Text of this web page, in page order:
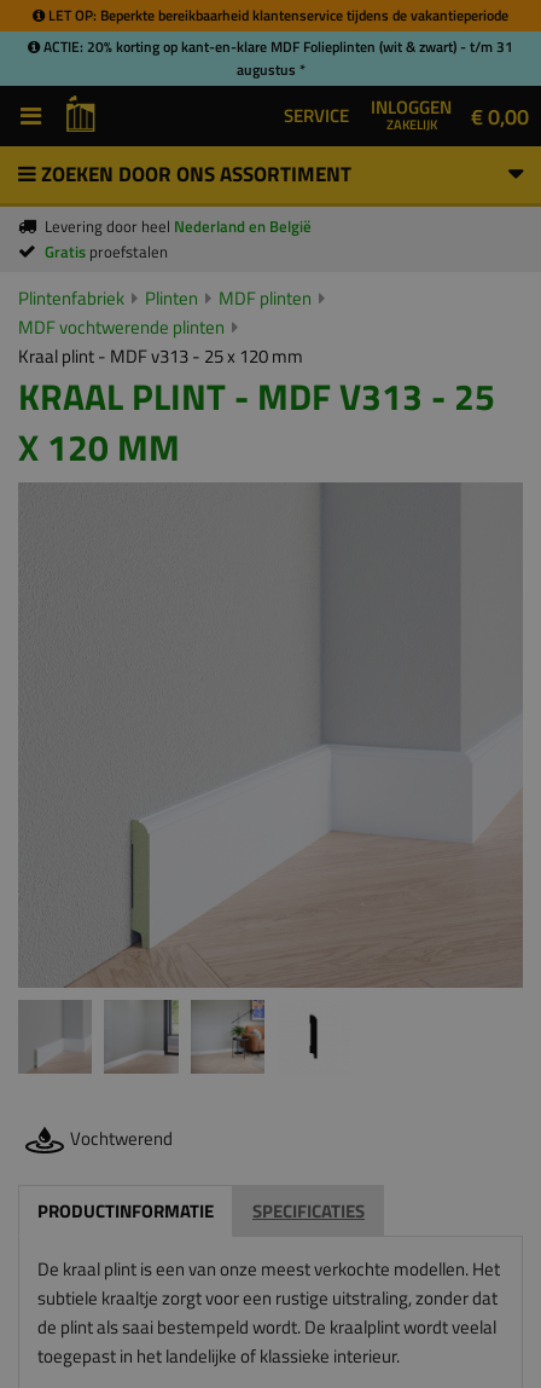
LET OP: Beperkte bereikbaarheid klantenservice tijdens de vakantieperiode
ACTIE: 20% korting op kant-en-klare MDF Folieplinten (wit & zwart) - t/m 31
augustus *
SERVICE INLOGGEN
ZAKELIJK € 0,00
ZOEKEN DOOR ONS ASSORTIMENT
Levering door heel Nederland en België
Gratis proefstalen
Plintenfabriek Plinten
MDF plinten
MDF vochtwerende plinten
Kraal plint - MDF v313 - 25 x 120 mm
KRAAL PLINT - MDF V313 - 25
X 120 MM
Vochtwerend
PRODUCTINFORMATIE SPECIFICATIES
De kraal plint is een van onze meest verkochte modellen. Het
subtiele kraaltje zorgt voor een rustige uitstraling, zonder dat
de plint als saai bestempeld wordt. De kraalplint wordt veelal
toegepast in het landelijke of klassieke interieur.